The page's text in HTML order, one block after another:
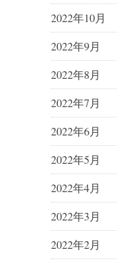
2022年10月
2022年9月
2022年8月
2022年7月
2022年6月
2022年5月
2022年4月
2022年3月
2022年2月